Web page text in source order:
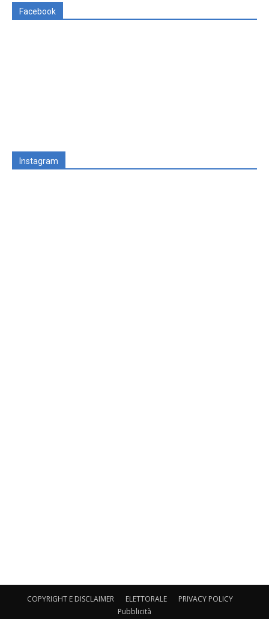
Facebook
Instagram
COPYRIGHT E DISCLAIMER ELETTORALE
PRIVACY POLICY
Pubblicità